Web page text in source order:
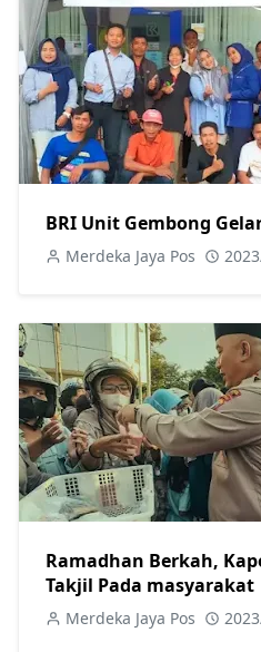
BRI Unit Gembong
Merdeka Jaya Pos
Ramadhan Berkah,
Takjil Pada masyarakat
Merdeka Jaya Pos